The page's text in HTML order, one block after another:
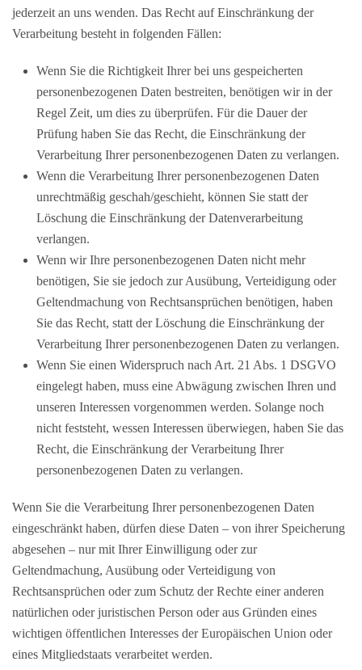
jederzeit an uns wenden. Das Recht auf Einschränkung der
Verarbeitung besteht in folgenden Fällen:
Wenn Sie die Richtigkeit Ihrer bei uns gespeicherten
personenbezogenen Daten bestreiten, benötigen wir in der
Regel Zeit, um dies zu überprüfen. Für die Dauer der
Prüfung haben Sie das Recht, die Einschränkung der
Verarbeitung Ihrer personenbezogenen Daten zu verlangen.
Wenn die Verarbeitung Ihrer personenbezogenen Daten
unrechtmäßig geschah/geschieht, können Sie statt der
Löschung die Einschränkung der Datenverarbeitung
verlangen.
Wenn wir Ihre personenbezogenen Daten nicht mehr
benötigen, Sie sie jedoch zur Ausübung, Verteidigung oder
Geltendmachung von Rechtsansprüchen benötigen, haben
Sie das Recht, statt der Löschung die Einschränkung der
Verarbeitung Ihrer personenbezogenen Daten zu verlangen.
Wenn Sie einen Widerspruch nach Art. 21 Abs. 1 DSGVO
eingelegt haben, muss eine Abwägung zwischen Ihren und
unseren Interessen vorgenommen werden. Solange noch
nicht feststeht, wessen Interessen überwiegen, haben Sie das
Recht, die Einschränkung der Verarbeitung Ihrer
personenbezogenen Daten zu verlangen.
Wenn Sie die Verarbeitung Ihrer personenbezogenen Daten
eingeschränkt haben, dürfen diese Daten – von ihrer Speicherung
abgesehen – nur mit Ihrer Einwilligung oder zur
Geltendmachung, Ausübung oder Verteidigung von
Rechtsansprüchen oder zum Schutz der Rechte einer anderen
natürlichen oder juristischen Person oder aus Gründen eines
wichtigen öffentlichen Interesses der Europäischen Union oder
eines Mitgliedstaats verarbeitet werden.